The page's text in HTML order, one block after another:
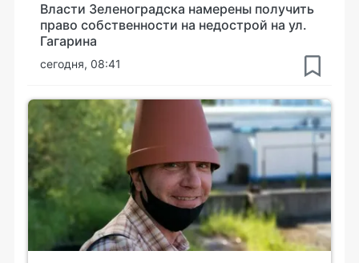
Власти Зеленоградска намерены получить
право собственности на недострой на ул.
Гагарина
сегодня, 08:41